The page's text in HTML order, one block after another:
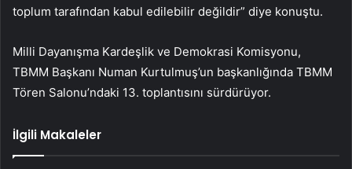
toplum tarafından kabul edilebilir değildir” diye konuştu.
Milli Dayanışma Kardeşlik ve Demokrasi Komisyonu,
TBMM Başkanı Numan Kurtulmuş’un başkanlığında TBMM
Tören Salonu’ndaki 13. toplantısını sürdürüyor.
İlgili Makaleler